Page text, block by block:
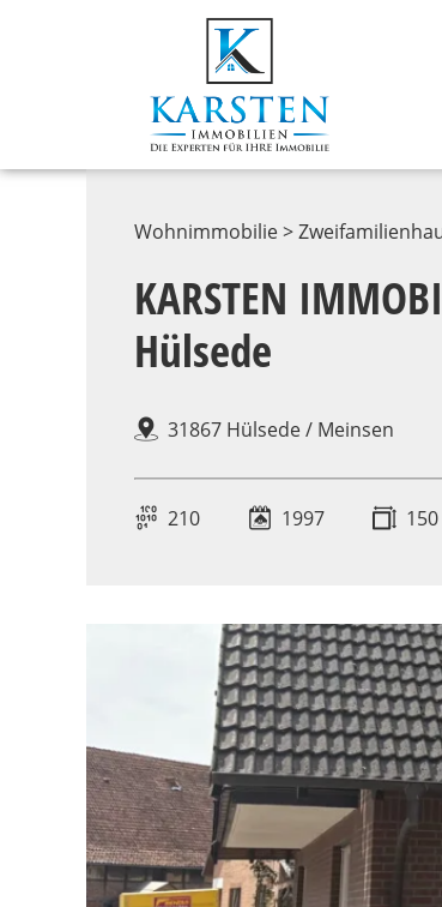
Wohnimmobilie >
KARSTEN
Hülsede
31867 Hülsede / Meinsen
210 1997